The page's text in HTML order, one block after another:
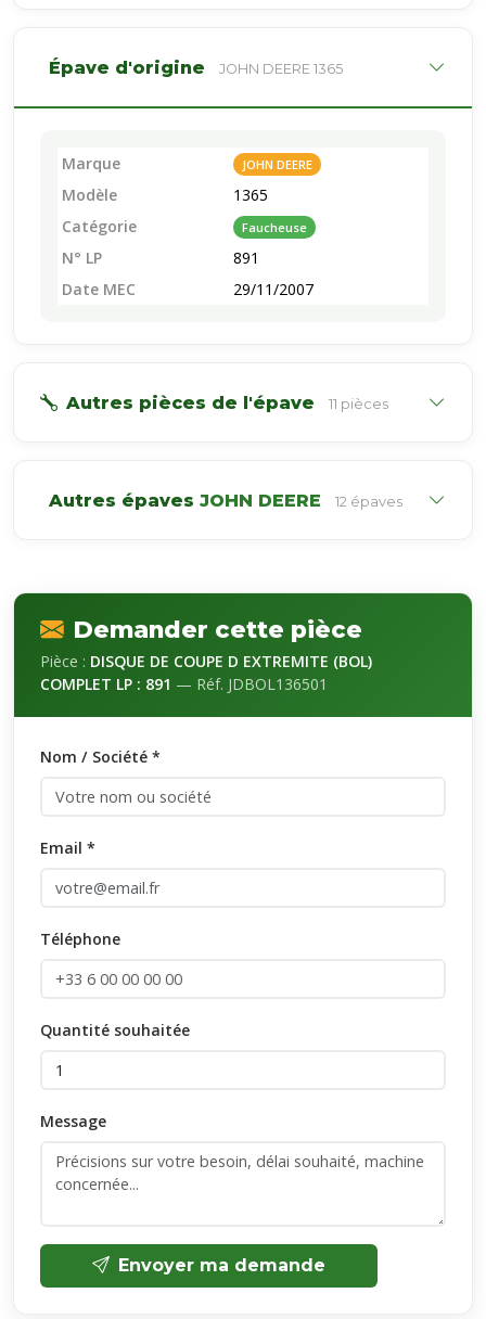
Épave d'origine JOHN DEERE 1365
Marque JOHN DEERE
Modèle
1365
Catégorie
Faucheuse
N° LP
891
Date MEC
29/11/2007
Autres pièces de l'épave 11 pièces
Autres épaves JOHN DEERE 12 épaves
Demander cette pièce
Pièce : DISQUE DE COUPE D EXTREMITE (BOL)
COMPLET LP : 891 — Réf. JDBOL136501
Nom / Société *
Email *
Téléphone
Quantité souhaitée
Message
Envoyer ma demande